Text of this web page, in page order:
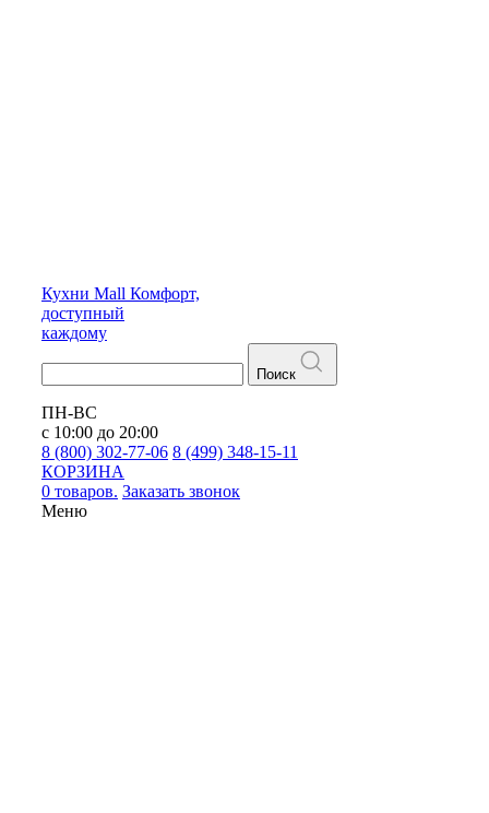
Кухни Mall Комфорт,
доступный
каждому
Поиск
ПН-ВС
с 10:00 до 20:00
8 (800) 302-77-06 8 (499) 348-15-11
КОРЗИНА
0 товаров. Заказать звонок
Меню